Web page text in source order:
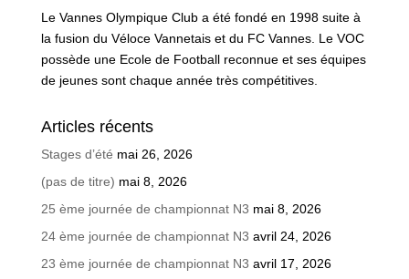
Le Vannes Olympique Club a été fondé en 1998 suite à
la fusion du Véloce Vannetais et du FC Vannes. Le VOC
possède une Ecole de Football reconnue et ses équipes
de jeunes sont chaque année très compétitives.
Articles récents
Stages d’été mai 26, 2026
(pas de titre) mai 8, 2026
25 ème journée de championnat N3 mai 8, 2026
24 ème journée de championnat N3 avril 24, 2026
23 ème journée de championnat N3 avril 17, 2026